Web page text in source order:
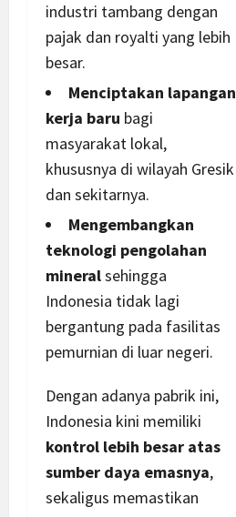
industri tambang dengan
pajak dan royalti yang lebih
besar.
Menciptakan lapangan
kerja baru bagi
masyarakat lokal,
khususnya di wilayah Gresik
dan sekitarnya.
Mengembangkan
teknologi pengolahan
mineralsehingga
Indonesia tidak lagi
bergantung pada fasilitas
pemurnian di luar negeri.
Dengan adanya pabrik ini,
Indonesia kini memiliki
kontrol lebih besar atas
sumber daya emasnya,
sekaligus memastikan